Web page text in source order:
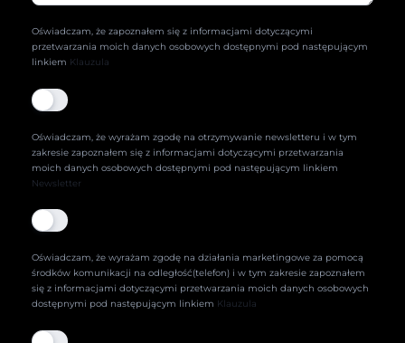
Oświadczam, że zapoznałem się z informacjami dotyczącymi
przetwarzania moich danych osobowych dostępnymi pod następującym
linkiem Klauzula
Oświadczam, że wyrażam zgodę na otrzymywanie newsletteru i w tym
zakresie zapoznałem się z informacjami dotyczącymi przetwarzania
moich danych osobowych dostępnymi pod następującym linkiem
Newsletter
Oświadczam, że wyrażam zgodę na działania marketingowe za pomocą
środków komunikacji na odległość(telefon) i w tym zakresie zapoznałem
się z informacjami dotyczącymi przetwarzania moich danych osobowych
dostępnymi pod następującym linkiem Klauzula